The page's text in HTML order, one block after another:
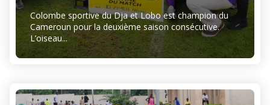
Colombe sportive du Dja et Lobo est champion du
Cameroun pour la deuxième saison consécutive.
L’oiseau...